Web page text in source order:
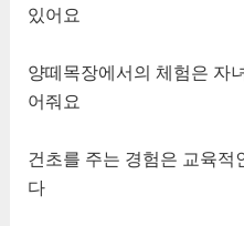
있어요
양떼목장에서의 체험은 자
어줘요
건초를 주는 경험은 교육적
다